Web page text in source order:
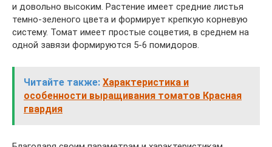
и довольно высоким. Растение имеет средние листья
темно-зеленого цвета и формирует крепкую корневую
систему. Томат имеет простые соцветия, в среднем на
одной завязи формируются 5-6 помидоров.
Читайте также: Характеристика и
особенности выращивания томатов Красная
гвардия